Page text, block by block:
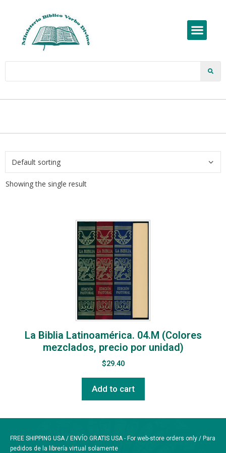
Showing the single result
La Biblia Latinoamérica. 04.M (Colores
mezclados, precio por unidad)
$29.40
Add to cart
FREE SHIPPING USA / ENVÍO GRATIS USA - For web-store orders only / Para
pedidos de la librería virtual solamente